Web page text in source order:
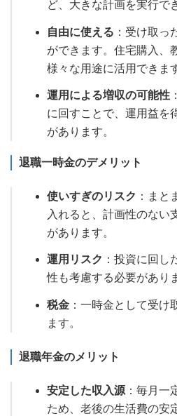
ど、大きな計画を実行で
自由に使える ：受け取っ
ができます。住宅購入、
様々な用途に活用できま
運用による増収の可能性
に回すことで、運用益を
があります。
退職一時金のデメリット
使いすぎのリスク ：まと
入れると、計画性のない
があります。
運用リスク ：投資に回し
性も考慮する必要があり
税金 ：一時金として受け
ます。
退職年金のメリット
安定した収入源 ：毎月一
ため、老後の生活費の安